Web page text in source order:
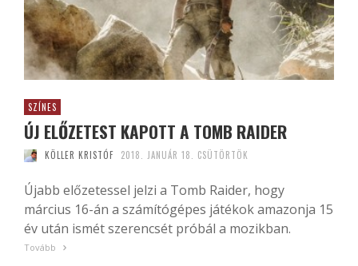
SZÍNES
ÚJ ELŐZETEST KAPOTT A TOMB RAIDER
KÖLLER KRISTÓF 2018. JANUÁR 18. CSÜTÖRTÖK
Újabb előzetessel jelzi a Tomb Raider, hogy
március 16-án a számítógépes játékok amazonja 15
év után ismét szerencsét próbál a mozikban.
Tovább